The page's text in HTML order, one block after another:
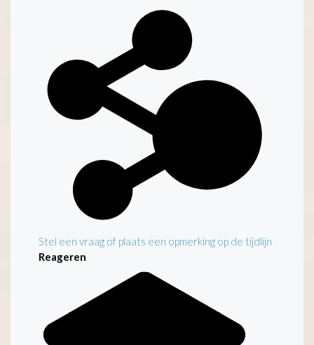
Kenmerken
Stel een vraag of plaats een opmerking op de tijdlijn
Reageren